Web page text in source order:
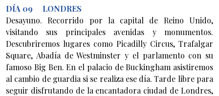
DÍA 09 LONDRES
Desayuno. Recorrido por la capital de Reino Unido,
visitando sus principales avenidas y monumentos.
Descubriremos lugares como Picadilly Circus, Trafalgar
Square, Abadía de Westminster y el parlamento con su
famoso Big Ben. En el palacio de Buckingham asistiremos
al cambio de guardia si se realiza ese día. Tarde libre para
seguir disfrutando de la encantadora ciudad de Londres,